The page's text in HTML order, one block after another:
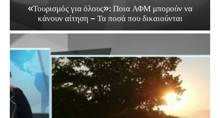
«Τουρισμός για όλους»: Ποια ΑΦΜ μπορούν να
κάνουν αίτηση – Τα ποσά που δικαιούνται